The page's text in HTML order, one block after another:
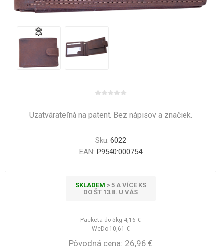
Uzatvárateľná na patent. Bez nápisov a značiek.
Sku: 6022
EAN: P9540:000754
SKLADEM > 5 A VÍCE KS
DO ŠT 13.8. U VÁS
Packeta do 5kg 4,16 €
WeDo 10,61 €
Pôvodná cena: 26,96 €